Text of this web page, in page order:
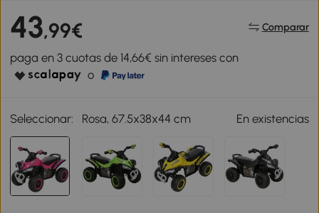
43,99€ Comparar
paga en 3 cuotas de 14,66€ sin intereses con
o
Seleccionar: Rosa, 67.5x38x44 cm En existencias